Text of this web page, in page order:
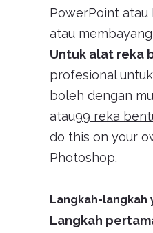
PowerPoint atau
atau
Untuk alat reka
profesional
boleh dengan
atau99 reka
do this on your
Photoshop.
Langkah-langkah
Langkah